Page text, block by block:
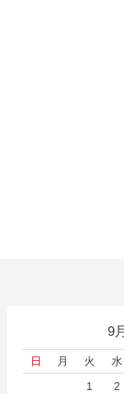
9月
日 月 火 水
1
2